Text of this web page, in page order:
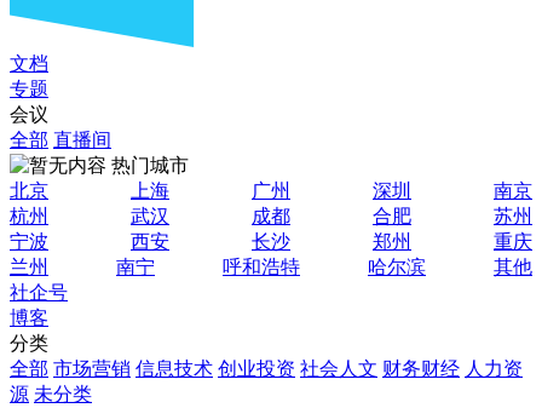
文档
专题
会议
全部 直播间
热门城市
北京
上海 广州 深圳
南京
杭州
武汉 成都 合肥
苏州
宁波
西安 长沙 郑州
重庆
兰州
南宁 呼和浩特 哈尔滨
其他
社企号
博客
分类
全部 市场营销 信息技术 创业投资 社会人文 财务财经 人力资
源 未分类